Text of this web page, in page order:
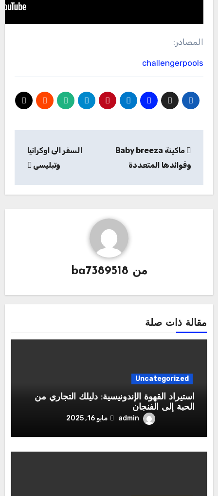
المصادر:
challengerpools
المقالات
ماكينة Baby breeza
وفوائدها المتعددة
السفر الى اوكرانيا
وتبليسى
من ba7389518
مقالة ذات صلة
Uncategorized
استيراد القهوة الإندونيسية: دليلك التجاري من
الحبة إلى الفنجان
admin مايو 16, 2025